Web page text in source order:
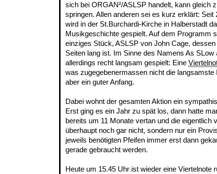
sich bei ORGAN²/ASLSP handelt, kann gleich
springen. Allen anderen sei es kurz erklärt: Seit
wird in der St.Burchardi-Kirche in Halberstadt
Musikgeschichte gespielt. Auf dem Programm
einziges Stück, ASLSP von John Cage,
Seiten lang ist. Im Sinne des Namens As
allerdings recht langsam gespielt: Eine
was zugegebenermassen nicht die langsamste
aber ein guter Anfang.
Dabei wohnt der gesamten Aktion ein
Erst ging es ein Jahr zu spät los, dann hatte
bereits um 11 Monate vertan und die eigentlich
überhaupt noch gar nicht, sondern nur ein
jeweils benötigten Pfeifen immer erst dann
gerade gebraucht werden.
Heute um 15.45 Uhr ist wieder eine Viertelnote